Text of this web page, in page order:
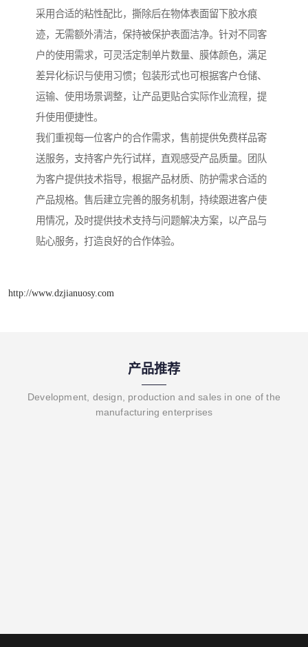
采用合适的粘性配比，撕除后在物体表面留下胶水痕
迹，无需额外清洁，保持被保护表面洁净。针对不同客
户的使用需求，可灵活定制单片数量、膜体颜色，满足
差异化标识与使用习惯；包装形式也可根据客户仓储、
运输、使用场景调整，让产品更贴合实际作业流程，提
升使用便捷性。
我们重视每一位客户的合作需求，售前提供免费样品寄
送服务，支持客户先行试样，直观感受产品质量。团队
为客户提供技术指导，根据产品材质、防护需求合适的
产品规格。售后建立完善的服务机制，持续跟进客户使
用情况，及时提供技术支持与问题解决方案，以产品与
贴心服务，打造良好的合作体验。
http://www.dzjianuosy.com
产品推荐
Development, design, production and sales in one of the
manufacturing enterprises